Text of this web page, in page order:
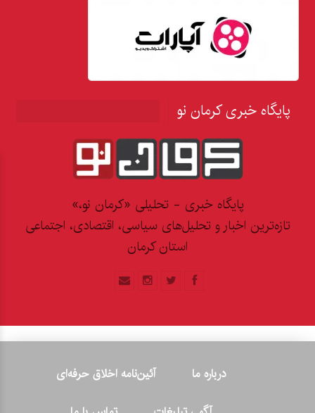
پایگاه خبری کرمان نو
پایگاه خبری - تحلیلی «کرمان نو،»
تازه‌ترین اخبار و تحلیل‌های سیاسی، اقتصادی، اجتماعی
استان کرمان
درباره ما
آئین‌نامه اخلاق حرفه‌ای